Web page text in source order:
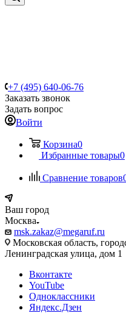
+7 (495) 640-06-76
Заказать звонок
Задать вопрос
Войти
Корзина0
Избранные товары0
Сравнение товаров
Ваш город
Москва
msk.zakaz@megaruf.ru
Московская область,
Ленинградская улица, дом 1
Вконтакте
YouTube
Одноклассники
Яндекс.Дзен